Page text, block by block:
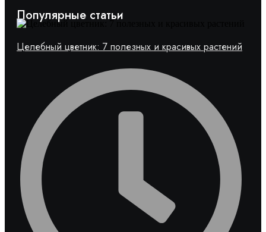
Популярные статьи
Целебный цветник: 7 полезных и красивых растений